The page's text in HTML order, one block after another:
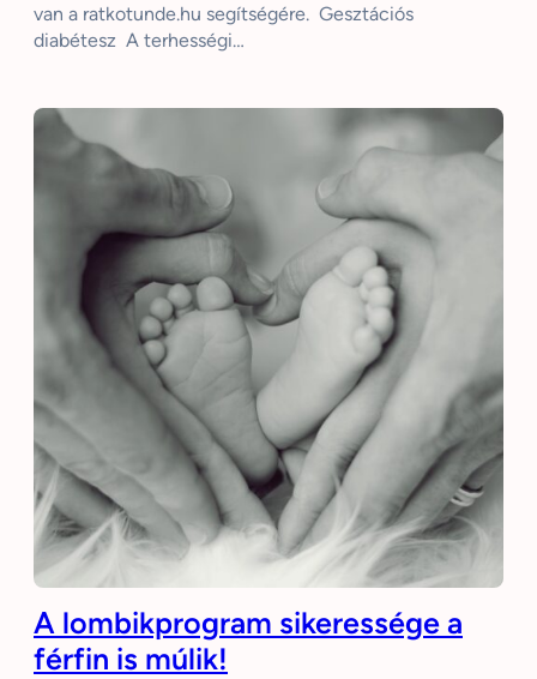
van a ratkotunde.hu segítségére. Gesztációs
diabétesz A terhességi…
A lombikprogram sikeressége a
férfin is múlik!